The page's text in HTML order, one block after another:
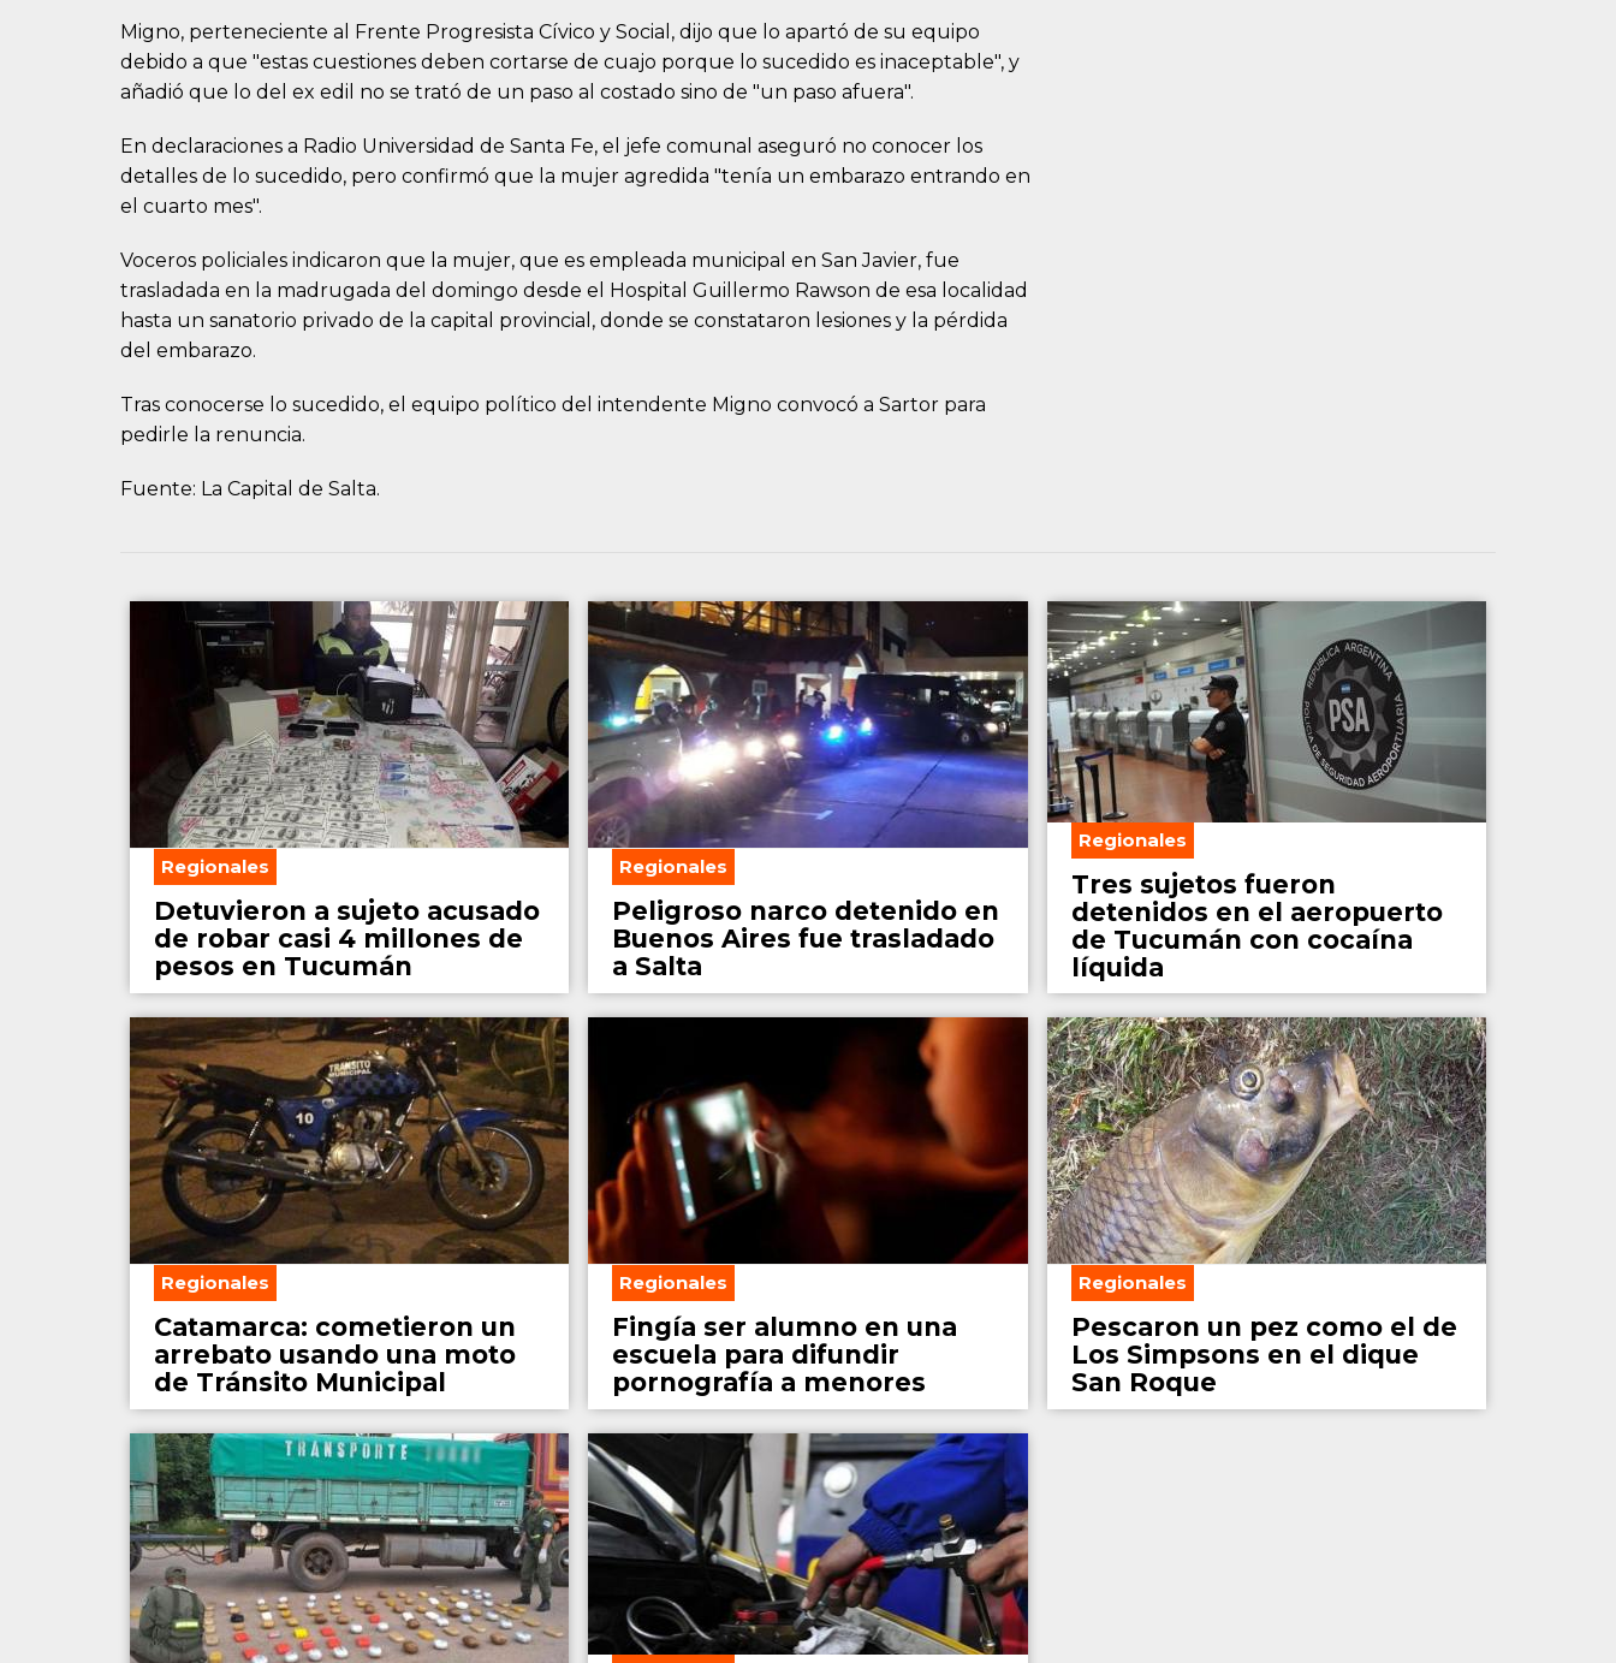
Migno, perteneciente al Frente Progresista Cívico y Social, dijo que lo apartó de su equipo
debido a que "estas cuestiones deben cortarse de cuajo porque lo sucedido es inaceptable", y
añadió que lo del ex edil no se trató de un paso al costado sino de "un paso afuera".
En declaraciones a Radio Universidad de Santa Fe, el jefe comunal aseguró no conocer los
detalles de lo sucedido, pero confirmó que la mujer agredida "tenía un embarazo entrando en
el cuarto mes".
Voceros policiales indicaron que la mujer, que es empleada municipal en San Javier, fue
trasladada en la madrugada del domingo desde el Hospital Guillermo Rawson de esa localidad
hasta un sanatorio privado de la capital provincial, donde se constataron lesiones y la pérdida
del embarazo.
Tras conocerse lo sucedido, el equipo político del intendente Migno convocó a Sartor para
pedirle la renuncia.
Fuente: La Capital de Salta.
Regionales
Detuvieron a sujeto acusado
de robar casi 4 millones de
pesos en Tucumán
Regionales
Peligroso narco detenido en
Buenos Aires fue trasladado
a Salta
Regionales
Tres sujetos fueron
detenidos en el aeropuerto
de Tucumán con cocaína
líquida
Regionales
Catamarca: cometieron un
arrebato usando una moto
de Tránsito Municipal
Regionales
Fingía ser alumno en una
escuela para difundir
pornografía a menores
Regionales
Pescaron un pez como el de
Los Simpsons en el dique
San Roque